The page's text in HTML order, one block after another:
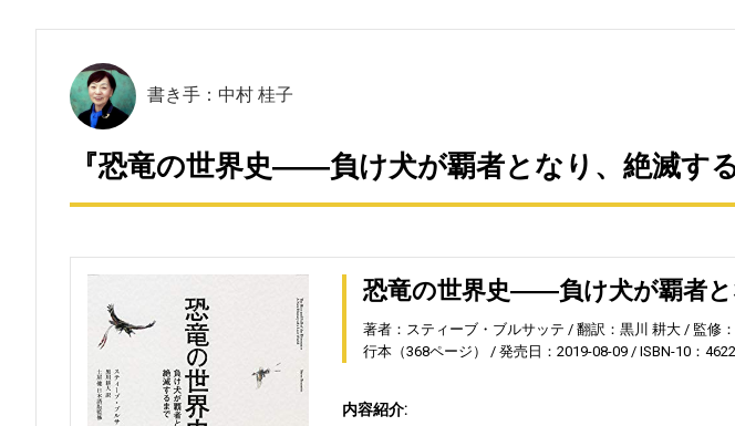
書き手：中村 桂子
『恐竜の世界史――負け犬が覇者となり、絶滅す
恐竜の世界史――負け犬が覇者
著者：スティーブ・ブルサッテ 翻訳：黒川 耕大 監修
行本（368ページ）
発売日：2019-08-09 ISBN-10：
内容紹介: